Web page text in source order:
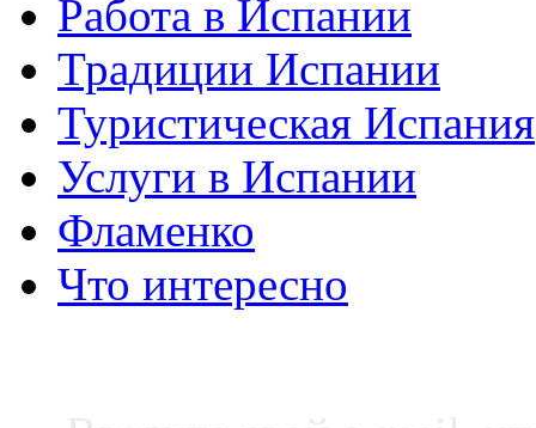
Работа в Испании
Традиции Испании
Туристическая Испания
Услуги в Испании
Фламенко
Что интересно